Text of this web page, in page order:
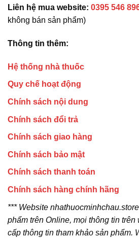
Liên hệ mua website: 0395 546
không bán sản phẩm)
Thông tin thêm:
Hệ thống nhà thuốc
Quy chế hoạt động
Chính sách nội dung
Chính sách đổi trả
Chính sách giao hàng
Chính sách bảo mật
Chính sách thanh toán
Chính sách hàng chính hãng
*** Website
phẩm trên Online, mọi thông tin trên
cấp thông tin tham khảo sản phẩm.